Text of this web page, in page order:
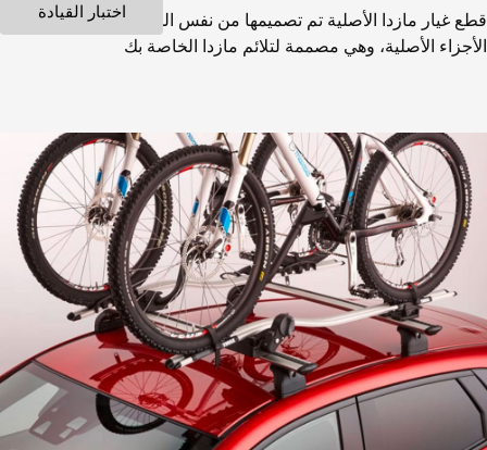
اختبار القيادة
قطع غيار مازدا الأصلية تم تصميمها من نفس المخططات التي تتبعها
الأجزاء الأصلية، وهي مصممة لتلائم مازدا الخاصة بك